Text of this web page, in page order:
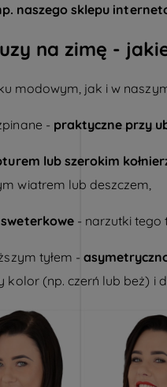
naszego sklepu
na zimę -
modowym, jak i w
- praktyczne przy
lub szerokim
wiatrem lub deszczem,
- narzutki tego
tyłem -
kolor (np. czerń lub beż) i